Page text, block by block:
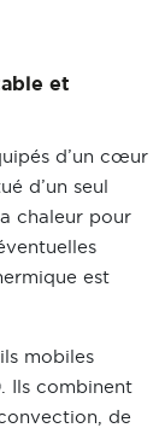
et
d’un cœur
d’un seul
chaleur pour
est
mobiles
Ils combinent
de